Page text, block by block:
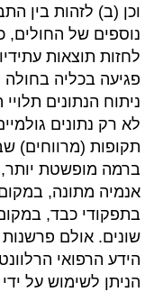
וכן (ב) לזהות בין
נוספים של החולים,
לחזות תוצאות
פגיעה בכליה בחולה
ניתוח הנתונים
לא רק נתונים
תקופות (מרווחים)
ברמה מופשטת יותר,
אנמיה מתונה,
בתפקודי כבד,
שונים. אולם
הידע הרפואי
הניתן לשימוש על